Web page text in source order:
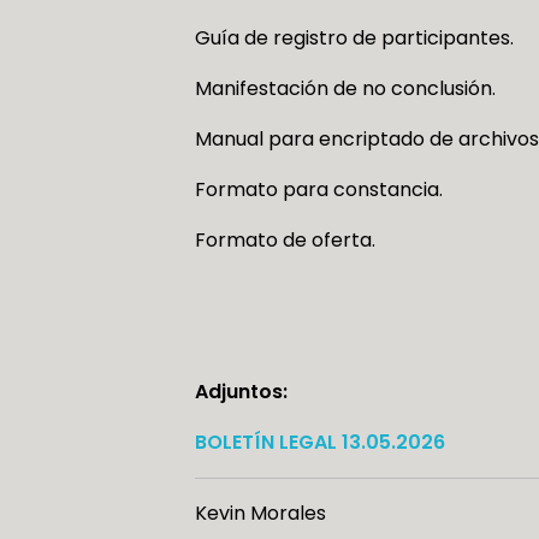
Guía de registro de participantes.
Manifestación de no conclusión.
Manual para encriptado de
Formato para constancia.
Formato de oferta.
Adjuntos:
BOLETÍN LEGAL 13.05.2026
Kevin Morales